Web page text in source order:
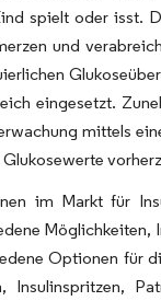
spielt oder isst.
und
eingesetzt.
mittels
im Markt für
Möglichkeiten,
Optionen für
Insulinspritzen,